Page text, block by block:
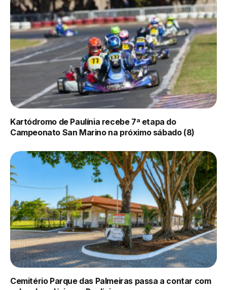
Kartódromo de Paulínia recebe 7ª etapa do
Campeonato San Marino na próximo sábado (8)
Cemitério Parque das Palmeiras passa a contar com